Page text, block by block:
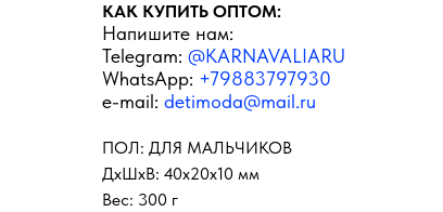
КАК КУПИТЬ ОПТОМ:
Напишите нам:
Telegram: @KARNAVALIARU
WhatsApp: +79883797930
e-mail: detimoda@mail.ru
ПОЛ: ДЛЯ МАЛЬЧИКОВ
ДxШxВ: 40x20x10 мм
Вес: 300 г